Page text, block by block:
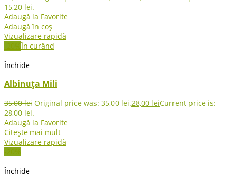
15,20 lei.
Adaugă la Favorite
Adaugă în coș
Vizualizare rapidă
-20% În curând
Închide
Albinuța Mili
35,00lei Original price was: 35,00 lei.28,00 leiCurrent price is:
28,00 lei.
Adaugă la Favorite
Citește mai mult
Vizualizare rapidă
-20%
Închide